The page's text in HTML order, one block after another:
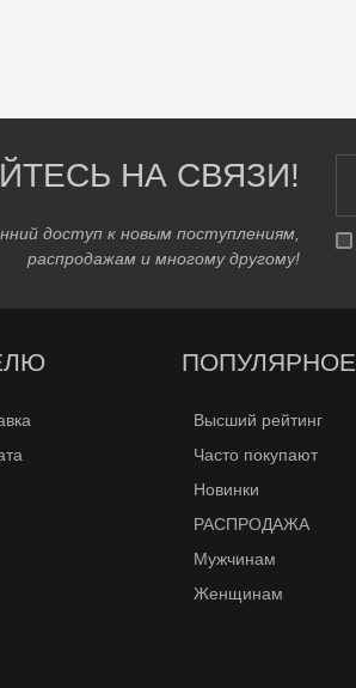
НА СВЯЗИ!
доступ к новым поступлениям,
распродажам и многому другому!
ПОПУЛЯРНОЕ
Высший рейтинг
Часто покупают
Новинки
РАСПРОДАЖА
Мужчинам
Женщинам